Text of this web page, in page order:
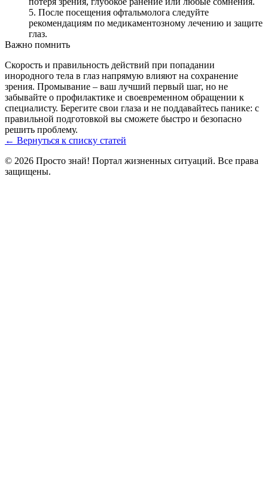
После посещения офтальмолога следуйте
рекомендациям по медикаментозному лечению и защите
глаз.
Важно помнить
Скорость и правильность действий при попадании
инородного тела в глаз напрямую влияют на сохранение
зрения. Промывание – ваш лучший первый шаг, но не
забывайте о профилактике и своевременном обращении к
специалисту. Берегите свои глаза и не поддавайтесь панике: с
правильной подготовкой вы сможете быстро и безопасно
решить проблему.
← Вернуться к списку статей
© 2026 Просто знай! Портал жизненных ситуаций. Все права
защищены.